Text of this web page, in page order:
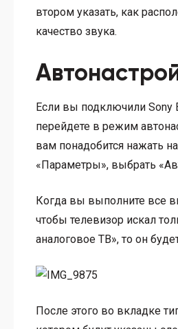
втором указать, как
качество звука.
Если вы подключили Sony
перейдете в режим
вам понадобится нажать
«Параметры», выбрать
Когда вы выполните все
чтобы телевизор искал
аналоговое ТВ», то он
После этого во вкладке